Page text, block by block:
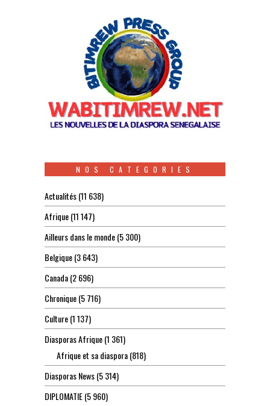
NOS CATEGORIES
Actualités(11 638)
Afrique(11 147)
Ailleurs dans le monde(5 300)
Belgique(3 643)
Canada(2 696)
Chronique(5 716)
Culture(1 137)
Diasporas Afrique(1 361)
Afrique et sa diaspora(818)
Diasporas News(5 314)
DIPLOMATIE(5 960)